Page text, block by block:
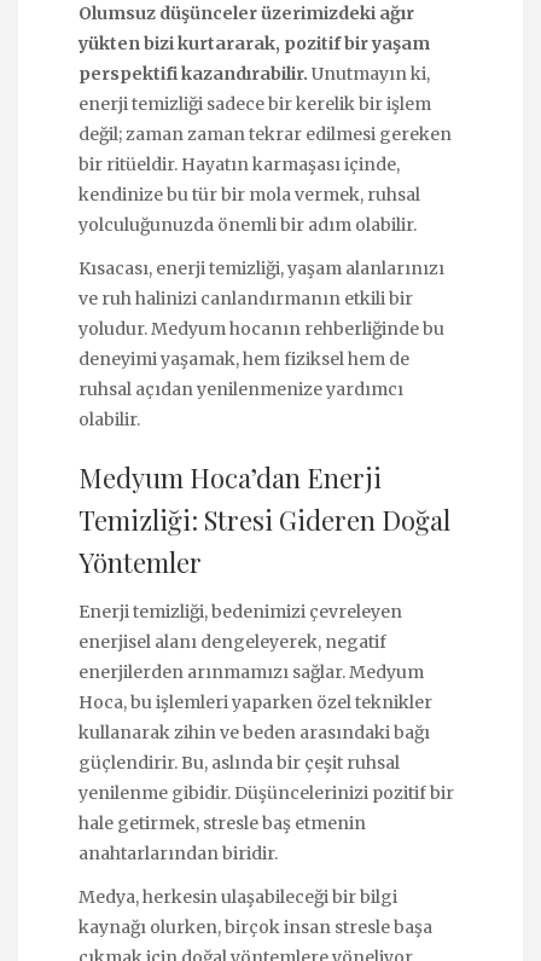
Olumsuz düşünceler üzerimizdeki ağır
yükten bizi kurtararak, pozitif bir yaşam
perspektifi kazandırabilir. Unutmayın ki,
enerji temizliği sadece bir kerelik bir işlem
değil; zaman zaman tekrar edilmesi gereken
bir ritüeldir. Hayatın karmaşası içinde,
kendinize bu tür bir mola vermek, ruhsal
yolculuğunuzda önemli bir adım olabilir.
Kısacası, enerji temizliği, yaşam alanlarınızı
ve ruh halinizi canlandırmanın etkili bir
yoludur. Medyum hocanın rehberliğinde bu
deneyimi yaşamak, hem fiziksel hem de
ruhsal açıdan yenilenmenize yardımcı
olabilir.
Medyum Hoca’dan Enerji
Temizliği: Stresi Gideren Doğal
Yöntemler
Enerji temizliği, bedenimizi çevreleyen
enerjisel alanı dengeleyerek, negatif
enerjilerden arınmamızı sağlar. Medyum
Hoca, bu işlemleri yaparken özel teknikler
kullanarak zihin ve beden arasındaki bağı
güçlendirir. Bu, aslında bir çeşit ruhsal
yenilenme gibidir. Düşüncelerinizi pozitif bir
hale getirmek, stresle baş etmenin
anahtarlarından biridir.
Medya, herkesin ulaşabileceği bir bilgi
kaynağı olurken, birçok insan stresle başa